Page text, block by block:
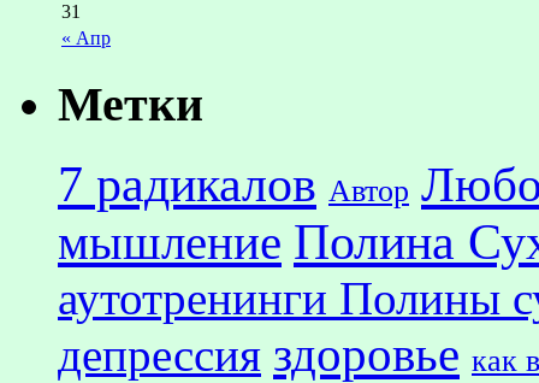
« Апр
31
Метки
7 радикалов Автор
мышление Полина
аутотренинги Полины
депрессия здоровье как